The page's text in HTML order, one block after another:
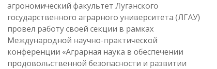
агрономический факультет Луганского
государственного аграрного университета (ЛГАУ)
провел работу своей секции в рамках
Международной научно-практической
конференции «Аграрная наука в обеспечении
продовольственной безопасности и развитии